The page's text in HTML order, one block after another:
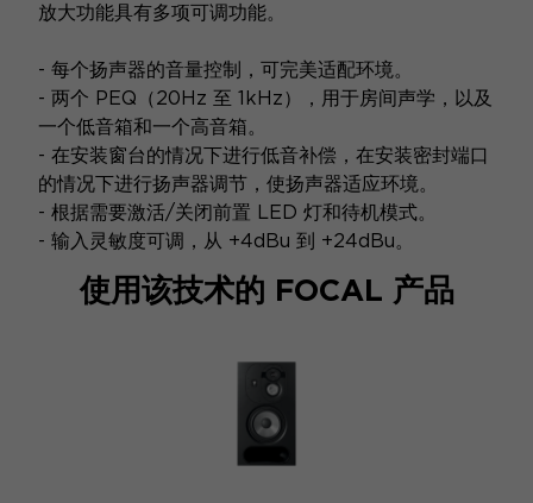
放大功能具有多项可调功能。
- 每个扬声器的音量控制，可完美适配环境。
- 两个 PEQ（20Hz 至 1kHz），用于房间声学，以及
一个低音箱和一个高音箱。
- 在安装窗台的情况下进行低音补偿，在安装密封端口
的情况下进行扬声器调节，使扬声器适应环境。
- 根据需要激活/关闭前置 LED 灯和待机模式。
- 输入灵敏度可调，从 +4dBu 到 +24dBu。
使用该技术的 FOCAL 产品